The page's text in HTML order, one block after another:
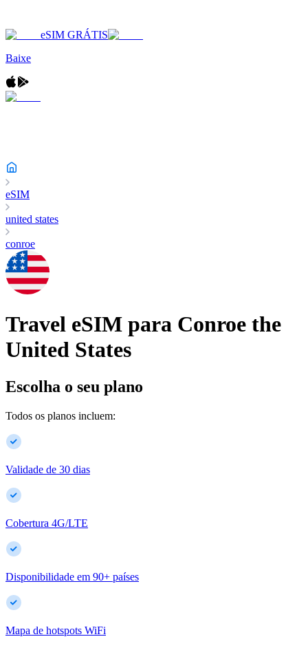
eSIM GRÁTIS
Baixe
eSIM
united states
conroe
Travel eSIM para Conroe the
United States
Escolha o seu plano
Todos os planos incluem:
Validade de 30 dias
Cobertura 4G/LTE
Disponibilidade em 90+ países
Mapa de hotspots WiFi